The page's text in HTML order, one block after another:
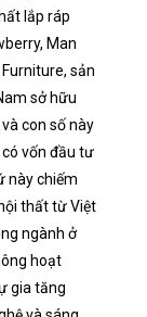
lắp ráp
Man
sản
sở hữu
con số này
vốn đầu tư
này chiếm
thất từ ​​Việt
ngành ở
hoạt
gia tăng